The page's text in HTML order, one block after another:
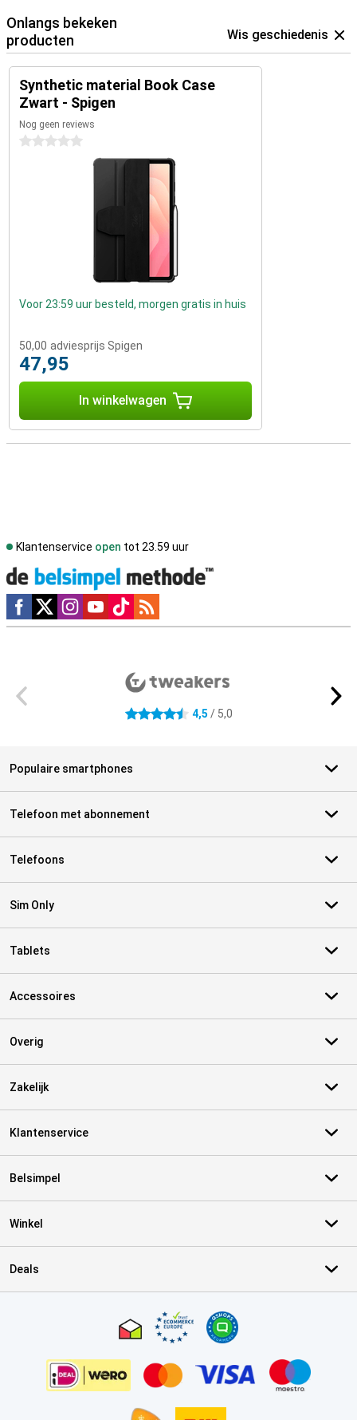
Onlangs bekeken
producten
Wis geschiedenis
Synthetic material Book Case
Zwart - Spigen
Nog geen reviews
0 sterren
Voor 23:59 uur besteld, morgen gratis in huis
50,00 adviesprijs Spigen
47,95
In winkelwagen
Klantenservice open tot 23.59 uur
Social media
4.5 sterren 4,5 / 5,0
Populaire smartphones
Telefoon met abonnement
Telefoons
Sim Only
Tablets
Accessoires
Overig
Zakelijk
Klantenservice
Belsimpel
Winkel
Deals